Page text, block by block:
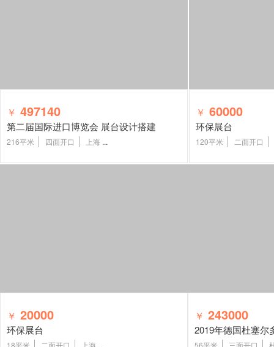
￥ 497140
第二届国际进口博览会 展台设计搭建
216平米 四面开口 上海 ...
￥ 60000
环保展台
120平米 二面开口
￥ 20000
环保展台
￥ 243000